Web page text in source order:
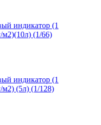
индикатор (1
м2)(10л) (1/66)
индикатор (1
м2) (5л) (1/128)